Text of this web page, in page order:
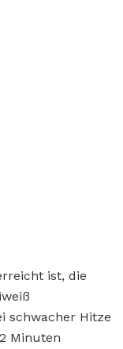
ist, die
schwacher Hitze
Minuten